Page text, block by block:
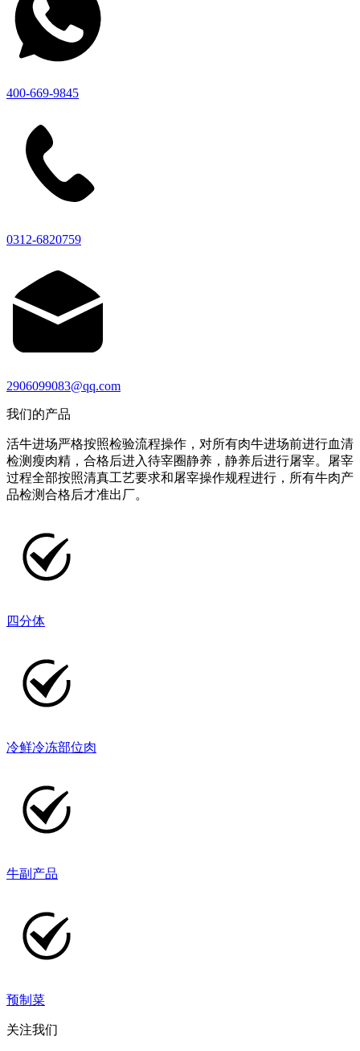
400-669-9845
0312-6820759
2906099083@qq.com
我们的产品
活牛进场严格按照检验流程操作，对所有肉牛进场前进行血清
检测瘦肉精，合格后进入待宰圈静养，静养后进行屠宰。屠宰
过程全部按照清真工艺要求和屠宰操作规程进行，所有牛肉产
品检测合格后才准出厂。
四分体
冷鲜冷冻部位肉
牛副产品
预制菜
关注我们